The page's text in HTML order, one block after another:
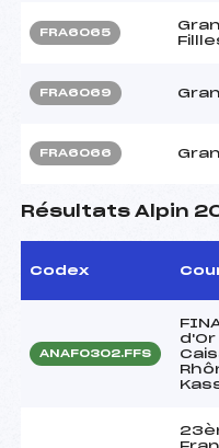
FRA6065
FRA6069
FRA6066
Résultats Alpin
Codex
ANAF0302.FFS